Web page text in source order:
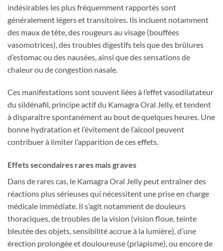
indésirables les plus fréquemment rapportés sont
généralement légers et transitoires. Ils incluent notamment
des maux de tête, des rougeurs au visage (bouffées
vasomotrices), des troubles digestifs tels que des brûlures
d’estomac ou des nausées, ainsi que des sensations de
chaleur ou de congestion nasale.
Ces manifestations sont souvent liées à l’effet vasodilatateur
du sildénafil, principe actif du Kamagra Oral Jelly, et tendent
à disparaître spontanément au bout de quelques heures. Une
bonne hydratation et l’évitement de l’alcool peuvent
contribuer à limiter l’apparition de ces effets.
Effets secondaires rares mais graves
Dans de rares cas, le Kamagra Oral Jelly peut entraîner des
réactions plus sérieuses qui nécessitent une prise en charge
médicale immédiate. Il s’agit notamment de douleurs
thoraciques, de troubles de la vision (vision floue, teinte
bleutée des objets, sensibilité accrue à la lumière), d’une
érection prolongée et douloureuse (priapisme), ou encore de